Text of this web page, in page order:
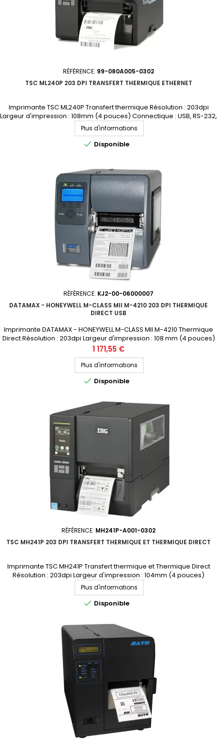
RÉFÉRENCE: 99-080A005-0302
TSC ML240P 203 DPI TRANSFERT THERMIQUE ETHERNET
Imprimante TSC ML240P Transfert thermique Résolution : 203dpi
Largeur d'impression : 108mm (4 pouces) Connectique : USB, RS-232,
Ethernet Demandez votre devis personnalisé
Plus d'informations
 Disponible
RÉFÉRENCE: KJ2-00-06000007
DATAMAX - HONEYWELL M-CLASS MII M-4210 203 DPI THERMIQUE
DIRECT USB
Imprimante DATAMAX - HONEYWELL M-CLASS MII M-4210 Thermique
Direct Résolution : 203dpi Largeur d'impression : 108 mm (4 pouces)
Connectique : USB, RS232, Parallèle Prix public (avant remise) :
1171.55€ HT Demandez votre devis personnalisé
Prix
1 171,55 €
Plus d'informations
 Disponible
RÉFÉRENCE: MH241P-A001-0302
TSC MH241P 203 DPI TRANSFERT THERMIQUE ET THERMIQUE DIRECT
Imprimante TSC MH241P Transfert thermique et Thermique Direct
Résolution : 203dpi Largeur d'impression : 104mm (4 pouces)
Connectique : USB, RS-232, Ethernet, USB Host Demandez votre devis
personnalisé
Plus d'informations
 Disponible